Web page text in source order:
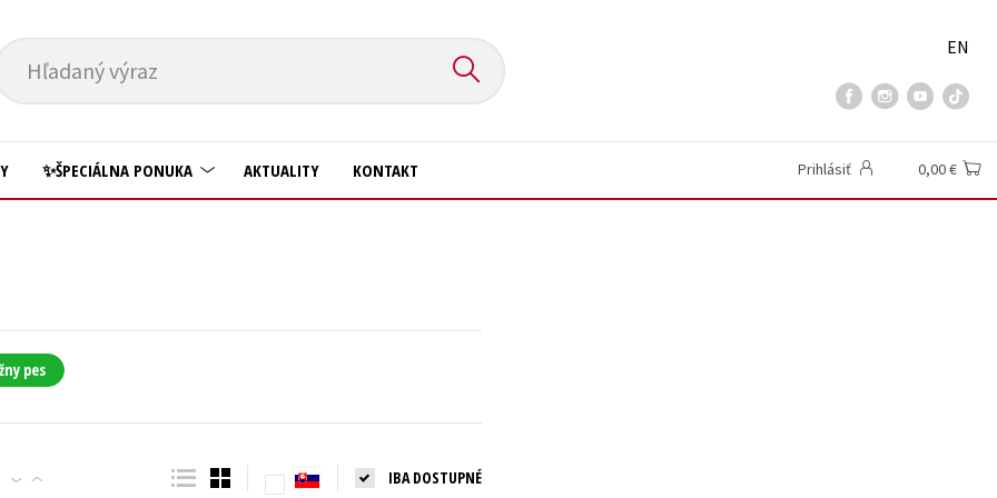
Hľadaný výraz
EN
Kuchárske knihy
New Adult
Obchod a ekonómia
Prírodné vedy
✨ŠPECIÁLNA PONUKA AKTUALITY KONTAKT Prihlásiť 0,00 €
pes
IBA DOSTUPNÉ